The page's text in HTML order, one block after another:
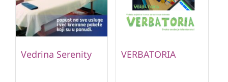
Vedrina Serenity VERBATORIA